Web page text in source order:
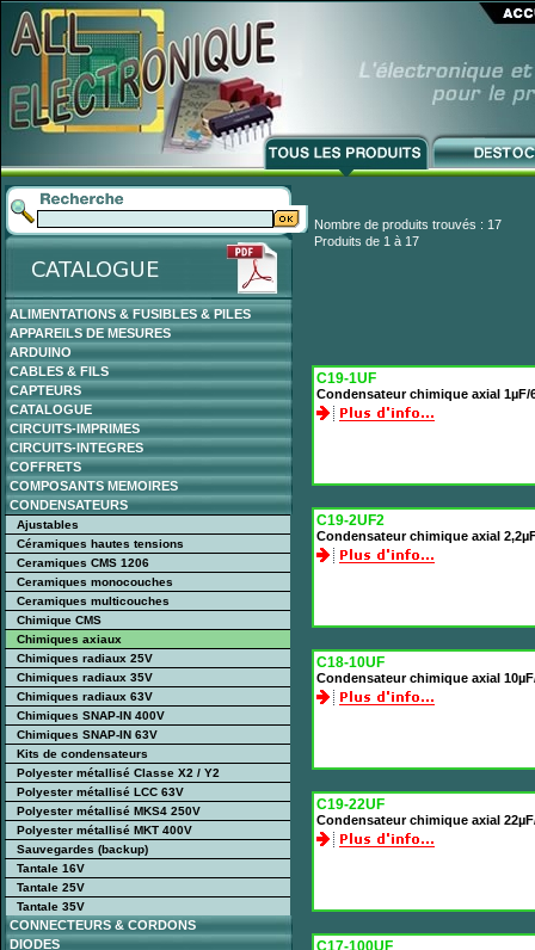
ALIMENTATIONS & FUSIBLES & PILES
APPAREILS DE MESURES
ARDUINO
CABLES & FILS
CAPTEURS
CATALOGUE
CIRCUITS-IMPRIMES
CIRCUITS-INTEGRES
COFFRETS
COMPOSANTS MEMOIRES
CONDENSATEURS
Ajustables
Céramiques hautes tensions
Ceramiques CMS 1206
Ceramiques monocouches
Ceramiques multicouches
Chimique CMS
Chimiques axiaux
Chimiques radiaux 25V
Chimiques radiaux 35V
Chimiques radiaux 63V
Chimiques SNAP-IN 400V
Chimiques SNAP-IN 63V
Kits de condensateurs
Polyester métallisé Classe X2 / Y2
Polyester métallisé LCC 63V
Polyester métallisé MKS4 250V
Polyester métallisé MKT 400V
Sauvegardes (backup)
Tantale 16V
Tantale 25V
Tantale 35V
CONNECTEURS & CORDONS
DIODES
Nombre de produits trouvés : 17
Produits de 1 à 17
C19-1UF
Condensateur chimique axial 1µF/
C19-2UF2
Condensateur chimique axial
C18-10UF
Condensateur chimique axial
C19-22UF
Condensateur chimique axial
C17-100UF